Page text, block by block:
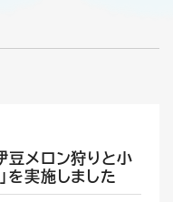
豆メロン狩りと小
を実施しました